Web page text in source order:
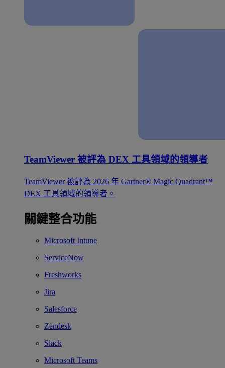
TeamViewer 被評為 DEX 工具領域的領導者
TeamViewer 被評為 2026 年 Gartner® Magic Quadrant™
DEX 工具領域的領導者。
關鍵整合功能
Microsoft Intune
ServiceNow
Freshworks
Jira
Salesforce
Zendesk
Slack
Microsoft Teams